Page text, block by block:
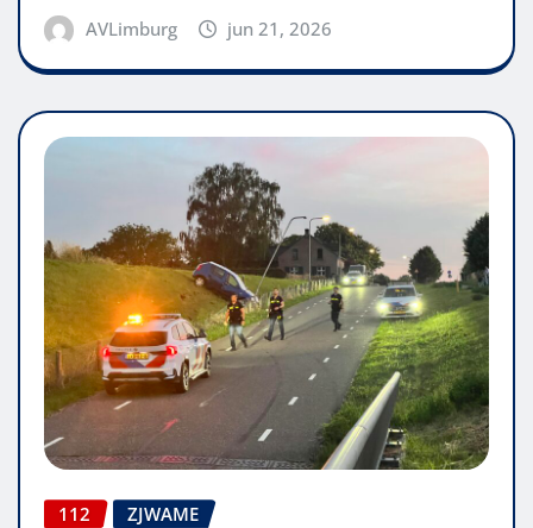
AVLimburg jun 21, 2026
112 ZJWAME